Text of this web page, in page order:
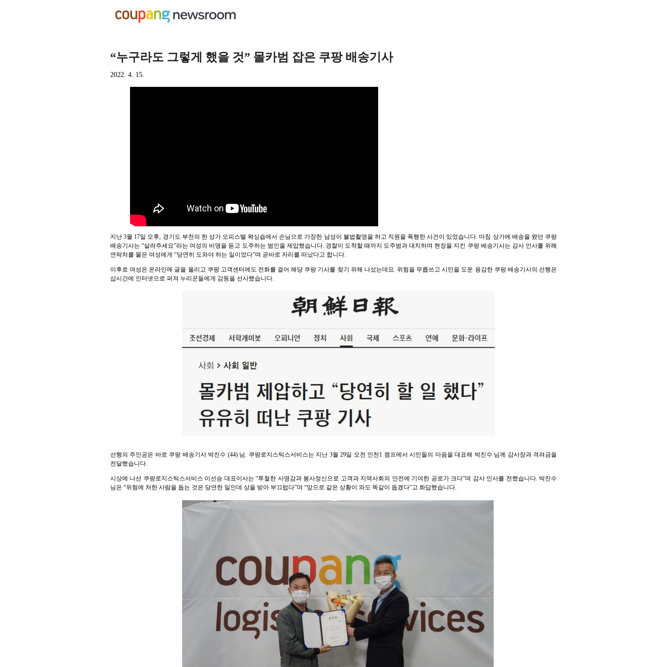
“누구라도 그렇게 했을 것” 몰카범 잡은 쿠팡 배송기사
2022. 4. 15.
지난 3월 17일 오후, 경기도 부천의 한 상가 오피스텔 왁싱숍에서 손님으로 가장한 남성이 불법촬영을 하고 직원을 폭행한 사건이 있었습니다. 마침 상가에 배송을 왔던 쿠팡
배송기사는 “살려주세요”라는 여성의 비명을 듣고 도주하는 범인을 제압했습니다. 경찰이 도착할 때까지 도주범과 대치하며 현장을 지킨 쿠팡 배송기사는 감사 인사를 위해
연락처를 물은 여성에게 “당연히 도와야 하는 일이었다”며 곧바로 자리를 떠났다고 합니다.
이후로 여성은 온라인에 글을 올리고 쿠팡 고객센터에도 전화를 걸어 해당 쿠팡 기사를 찾기 위해 나섰는데요. 위험을 무릅쓰고 시민을 도운 용감한 쿠팡 배송기사의 선행은
삽시간에 인터넷으로 퍼져 누리꾼들에게 감동을 선사했습니다.
선행의 주인공은 바로 쿠팡 배송기사 박진수 (44) 님. 쿠팡로지스틱스서비스는 지난 3월 29일 오전 인천1 캠프에서 시민들의 마음을 대표해 박진수 님께 감사장과 격려금을
전달했습니다.
시상에 나선 쿠팡로지스틱스서비스 이선승 대표이사는 “투철한 사명감과 봉사정신으로 고객과 지역사회의 안전에 기여한 공로가 크다”며 감사 인사를 전했습니다. 박진수
님은 “위험에 처한 사람을 돕는 것은 당연한 일인데 상을 받아 부끄럽다”며 “앞으로 같은 상황이 와도 똑같이 돕겠다”고 화답했습니다.